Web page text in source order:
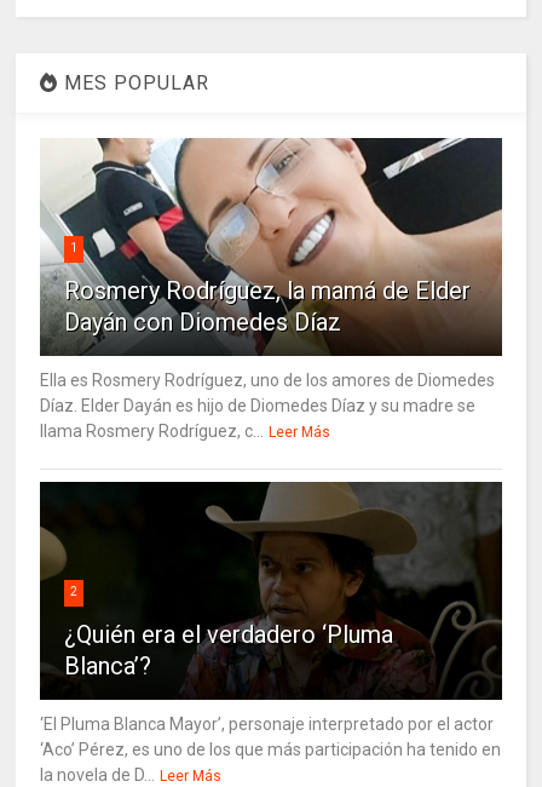
MES POPULAR
1
Rosmery Rodríguez, la mamá de Elder
Dayán con Diomedes Díaz
Ella es Rosmery Rodríguez, uno de los amores de Diomedes
Díaz. Elder Dayán es hijo de Diomedes Díaz y su madre se
llama Rosmery Rodríguez, c...
Leer Más
2
¿Quién era el verdadero ‘Pluma
Blanca’?
‘El Pluma Blanca Mayor’, personaje interpretado por el actor
‘Aco’ Pérez, es uno de los que más participación ha tenido en
la novela de D...
Leer Más